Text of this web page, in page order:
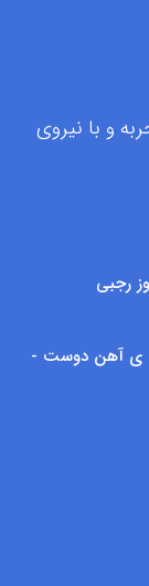
با بیش از 15 سال تجربه و با نیروی
ی آهن دوست -